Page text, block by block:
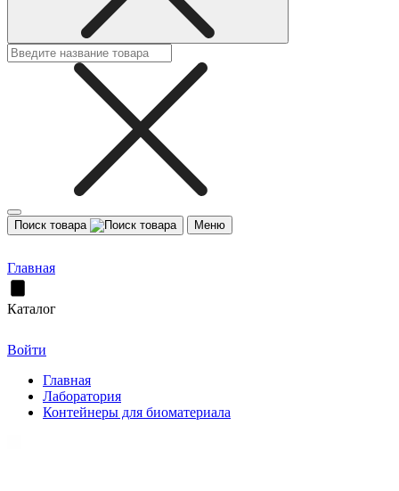
Поиск товара Меню
Главная
Каталог
Войти
Главная
Лаборатория
Контейнеры для биоматериала